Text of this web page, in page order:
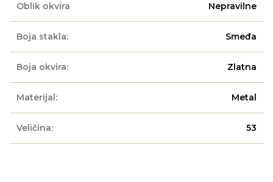
Oblik okvira Nepravilne
Boja stakla: Smeđa
Boja okvira: Zlatna
Materijal: Metal
Veličina: 53